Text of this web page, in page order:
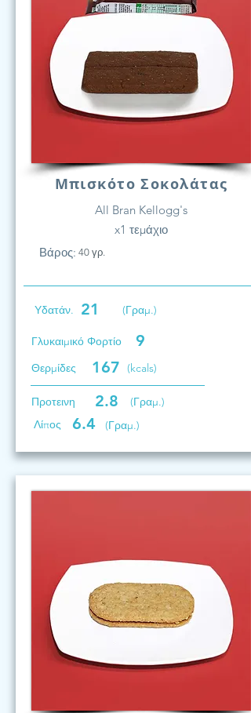
Μπισκότο Σοκολάτας
All Bran Kellogg's
x1 τεμάχιο
Βάρος: 40 γρ.
Υδατάν. 21 (Γραμ.)
Γλυκαιμικό Φορτίο 9
Θερμίδες 167 (kcals)
Προτεινη 2.8
(Γραμ.)
Λίπος
6.4 (Γραμ.)